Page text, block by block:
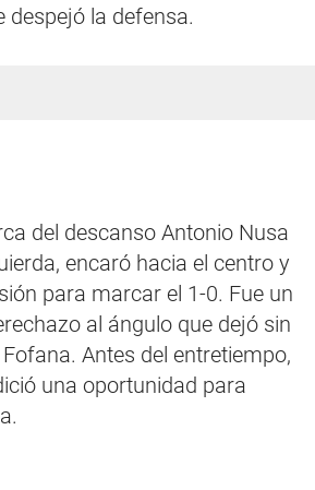
despejó la defensa.
del descanso Antonio Nusa
encaró hacia el centro y
para marcar el 1-0. Fue un
al ángulo que dejó sin
Antes del entretiempo,
una oportunidad para